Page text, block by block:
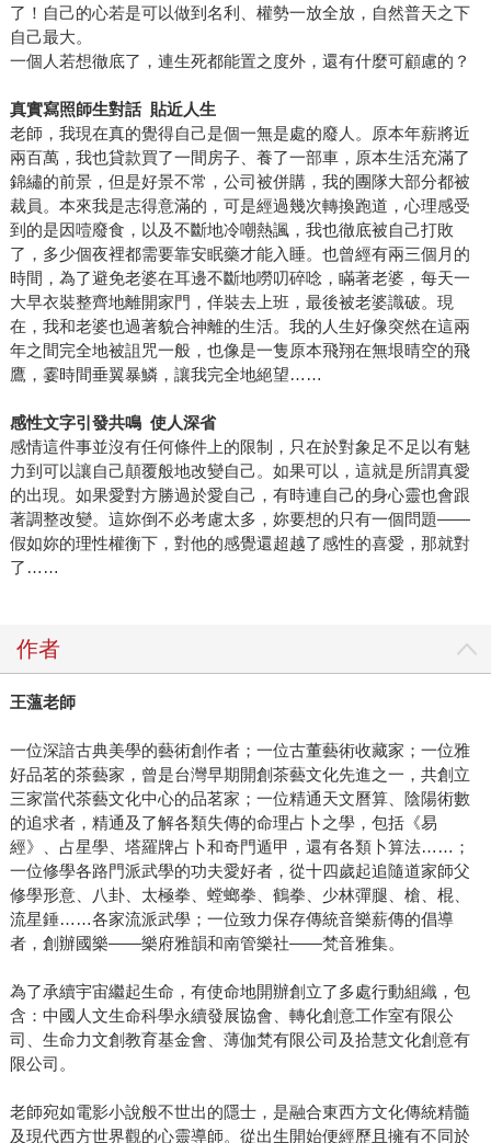
了！自己的心若是可以做到名利、權勢一放全放，自然普天之下
自己最大。
一個人若想徹底了，連生死都能置之度外，還有什麼可顧慮的？
真實寫照師生對話 貼近人生
老師，我現在真的覺得自己是個一無是處的廢人。原本年薪將近
兩百萬，我也貸款買了一間房子、養了一部車，原本生活充滿了
錦繡的前景，但是好景不常，公司被併購，我的團隊大部分都被
裁員。本來我是志得意滿的，可是經過幾次轉換跑道，心理感受
到的是因噎廢食，以及不斷地冷嘲熱諷，我也徹底被自己打敗
了，多少個夜裡都需要靠安眠藥才能入睡。也曾經有兩三個月的
時間，為了避免老婆在耳邊不斷地嘮叨碎唸，瞞著老婆，每天一
大早衣裝整齊地離開家門，佯裝去上班，最後被老婆識破。現
在，我和老婆也過著貌合神離的生活。我的人生好像突然在這兩
年之間完全地被詛咒一般，也像是一隻原本飛翔在無垠晴空的飛
鷹，霎時間垂翼暴鱗，讓我完全地絕望……
感性文字引發共鳴 使人深省
感情這件事並沒有任何條件上的限制，只在於對象足不足以有魅
力到可以讓自己顛覆般地改變自己。如果可以，這就是所謂真愛
的出現。如果愛對方勝過於愛自己，有時連自己的身心靈也會跟
著調整改變。這妳倒不必考慮太多，妳要想的只有一個問題——
假如妳的理性權衡下，對他的感覺還超越了感性的喜愛，那就對
了……
作者
王薀老師
一位深諳古典美學的藝術創作者；一位古董藝術收藏家；一位雅
好品茗的茶藝家，曾是台灣早期開創茶藝文化先進之一，共創立
三家當代茶藝文化中心的品茗家；一位精通天文曆算、陰陽術數
的追求者，精通及了解各類失傳的命理占卜之學，包括《易
經》、占星學、塔羅牌占卜和奇門遁甲，還有各類卜算法……；
一位修學各路門派武學的功夫愛好者，從十四歲起追隨道家師父
修學形意、八卦、太極拳、螳螂拳、鶴拳、少林彈腿、槍、棍、
流星錘……各家流派武學；一位致力保存傳統音樂薪傳的倡導
者，創辦國樂——樂府雅韻和南管樂社——梵音雅集。
為了承續宇宙繼起生命，有使命地開辦創立了多處行動組織，包
含：中國人文生命科學永續發展協會、轉化創意工作室有限公
司、生命力文創教育基金會、薄伽梵有限公司及拾慧文化創意有
限公司。
老師宛如電影小說般不世出的隱士，是融合東西方文化傳統精髓
及現代西方世界觀的心靈導師。從出生開始便經歷且擁有不同於